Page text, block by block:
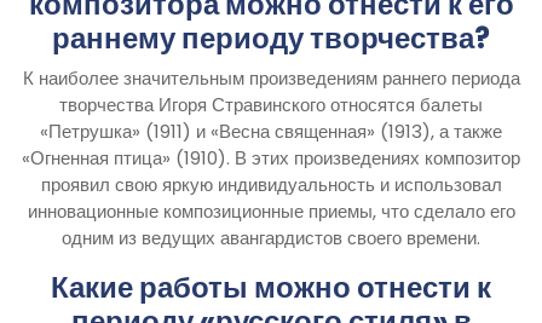
раннему периоду творчества?
К наиболее значительным произведениям раннего периода
творчества Игоря Стравинского относятся балеты
«Петрушка» (1911) и «Весна священная» (1913), а также
«Огненная птица» (1910). В этих произведениях композитор
проявил свою яркую индивидуальность и использовал
инновационные композиционные приемы, что сделало его
одним из ведущих авангардистов своего времени.
Какие работы можно отнести к